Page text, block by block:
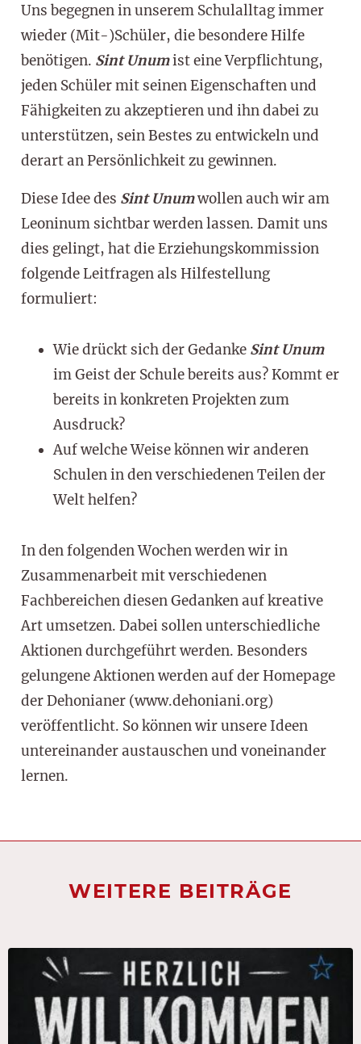
Uns begegnen in unserem Schulalltag immer
wieder (Mit-)Schüler, die besondere Hilfe
benötigen. Sint Unumist eine Verpflichtung,
jeden Schüler mit seinen Eigenschaften und
Fähigkeiten zu akzeptieren und ihn dabei zu
unterstützen, sein Bestes zu entwickeln und
derart an Persönlichkeit zu gewinnen.
Diese Idee des Sint Unumwollen auch wir am
Leoninum sichtbar werden lassen. Damit uns
dies gelingt, hat die Erziehungskommission
folgende Leitfragen als Hilfestellung
formuliert:
Wie drückt sich der Gedanke Sint Unum
im Geist der Schule bereits aus? Kommt er
bereits in konkreten Projekten zum
Ausdruck?
Auf welche Weise können wir anderen
Schulen in den verschiedenen Teilen der
Welt helfen?
In den folgenden Wochen werden wir in
Zusammenarbeit mit verschiedenen
Fachbereichen diesen Gedanken auf kreative
Art umsetzen. Dabei sollen unterschiedliche
Aktionen durchgeführt werden. Besonders
gelungene Aktionen werden auf der Homepage
der Dehonianer (www.dehoniani.org)
veröffentlicht. So können wir unsere Ideen
untereinander austauschen und voneinander
lernen.
WEITERE BEITRÄGE